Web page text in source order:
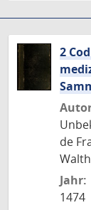
2
de
Jahr:
1474